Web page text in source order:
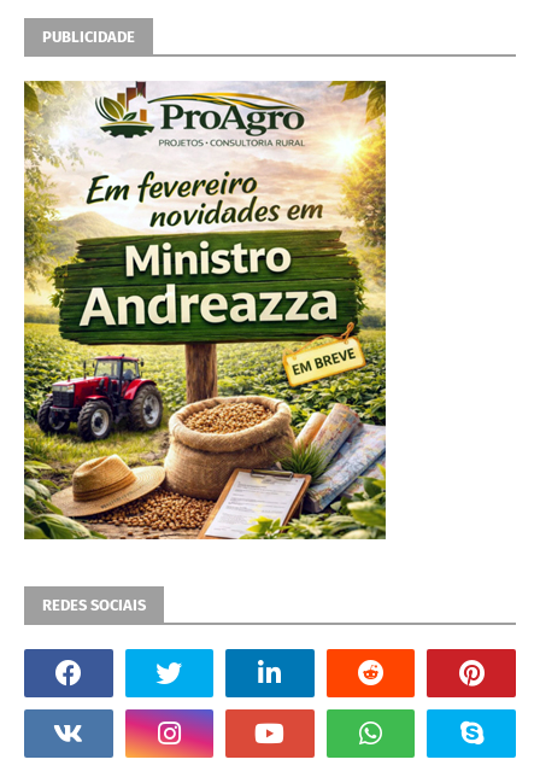
PUBLICIDADE
REDES SOCIAIS